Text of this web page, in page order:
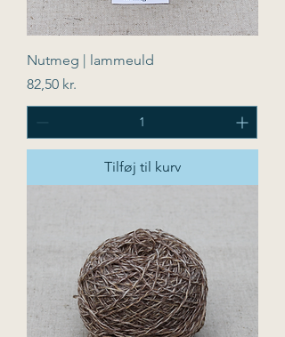
Nutmeg | lammeuld
Pris
82,50 kr.
Tilføj til kurv